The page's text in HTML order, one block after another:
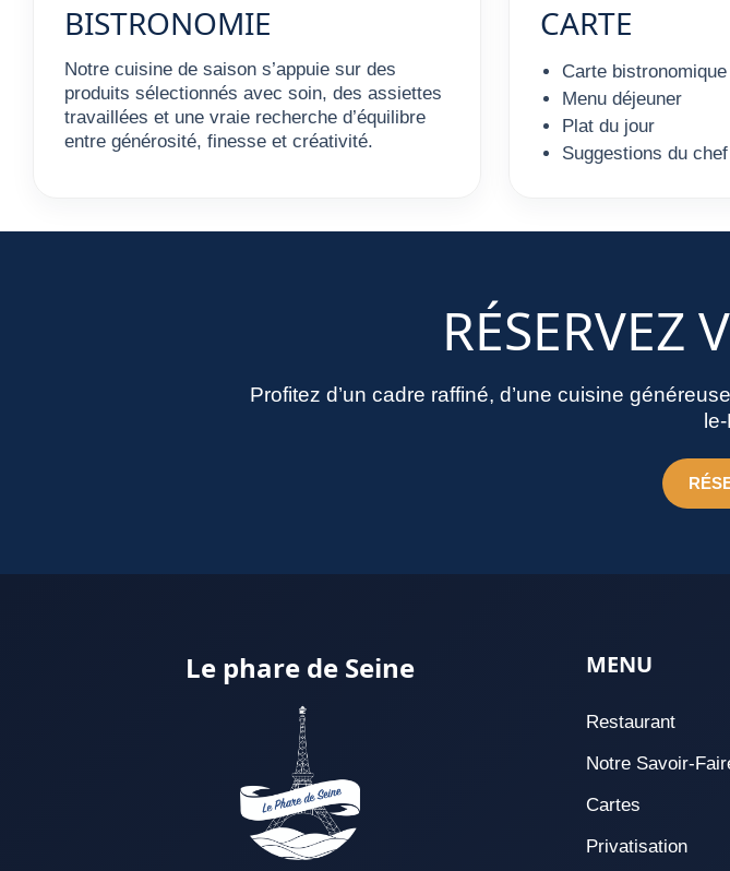
BISTRONOMIE
Notre cuisine de saison s’appuie sur des
produits sélectionnés avec soin, des assiettes
travaillées et une vraie recherche d’équilibre
entre générosité, finesse et créativité.
CARTE
Carte bistronomique
Menu déjeuner
Plat du jour
Suggestions du chef
RÉSERVEZ
Profitez d’un cadre raffiné, d’une cuisine
Le phare de Seine MENU
Restaurant
Notre Savoir-
Cartes
Privatisation